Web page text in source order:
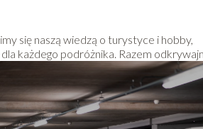
się naszą wiedzą o turystyce i hobby,
każdego podróżnika. Razem